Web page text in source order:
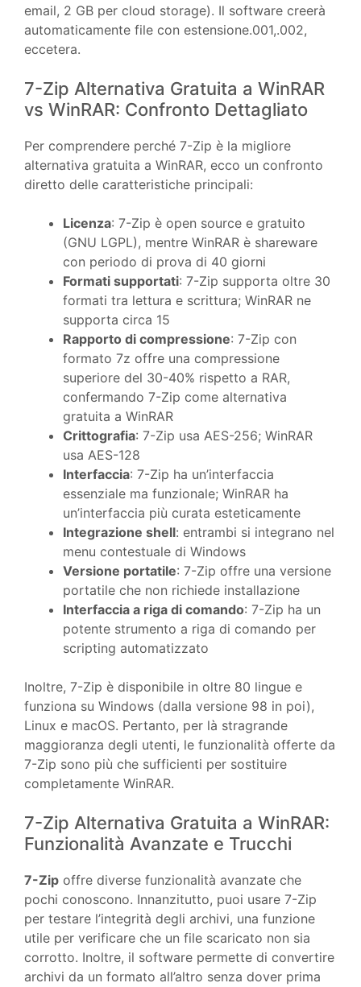
email, 2 GB per cloud storage). Il software creerà
automaticamente file con estensione.001,.002,
eccetera.
7-Zip Alternativa Gratuita a WinRAR
vs WinRAR: Confronto Dettagliato
Per comprendere perché 7-Zip è la migliore
alternativa gratuita a WinRAR, ecco un confronto
diretto delle caratteristiche principali:
Licenza: 7-Zip è open source e gratuito
(GNU LGPL), mentre WinRAR è shareware
con periodo di prova di 40 giorni
Formati supportati: 7-Zip supporta oltre 30
formati tra lettura e scrittura; WinRAR ne
supporta circa 15
Rapporto di compressione: 7-Zip con
formato 7z offre una compressione
superiore del 30-40% rispetto a RAR,
confermando 7-Zip come alternativa
gratuita a WinRAR
Crittografia: 7-Zip usa AES-256; WinRAR
usa AES-128
Interfaccia: 7-Zip ha un’interfaccia
essenziale ma funzionale; WinRAR ha
un’interfaccia più curata esteticamente
Integrazione shell: entrambi si integrano nel
menu contestuale di Windows
Versione portatile: 7-Zip offre una versione
portatile che non richiede installazione
Interfaccia a riga di comando: 7-Zip ha un
potente strumento a riga di comando per
scripting automatizzato
Inoltre, 7-Zip è disponibile in oltre 80 lingue e
funziona su Windows (dalla versione 98 in poi),
Linux e macOS. Pertanto, per là stragrande
maggioranza degli utenti, le funzionalità offerte da
7-Zip sono più che sufficienti per sostituire
completamente WinRAR.
7-Zip Alternativa Gratuita a WinRAR:
Funzionalità Avanzate e Trucchi
7-Zip offre diverse funzionalità avanzate che
pochi conoscono. Innanzitutto, puoi usare 7-Zip
per testare l’integrità degli archivi, una funzione
utile per verificare che un file scaricato non sia
corrotto. Inoltre, il software permette di convertire
archivi da un formato all’altro senza dover prima